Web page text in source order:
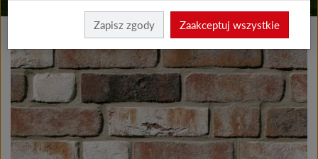
Zapisz zgody Zaakceptuj wszystkie